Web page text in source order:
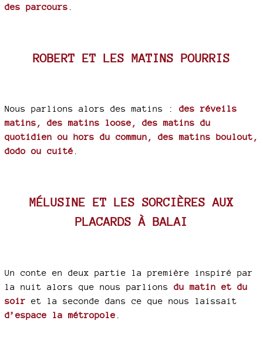
des parcours
ROBERT ET LES MATINS POURRIS
Nous parlions alors des matins : des réveils
matins, des matins loose, des matins du
quotidien ou hors du commun, des matins boulout,
dodo ou cuité
MÉLUSINE ET LES SORCIÈRES AUX
PLACARDS À BALAI
Un conte en deux partie la première inspiré par
la nuit alors que nous parlions du matin et du
soir et la seconde dans ce que nous laissait
d’espace la métropole